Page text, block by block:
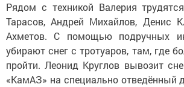
Рядом с техникой Валерия
Тарасов, Андрей Михайлов, Денис
Ахметов. С помощью подручных
убирают снег с тротуаров, там, где
пройти. Леонид Круглов вывозит
«КамАЗ» на специально отведённый